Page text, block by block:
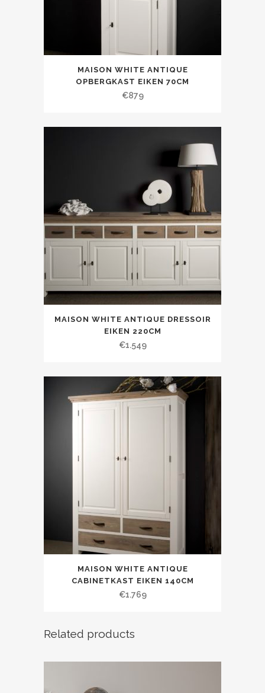
MAISON WHITE ANTIQUE
OPBERGKAST EIKEN 70CM
€879
MAISON WHITE ANTIQUE DRESSOIR
EIKEN 220CM
€1.549
MAISON WHITE ANTIQUE
CABINETKAST EIKEN 140CM
€1.769
Related products